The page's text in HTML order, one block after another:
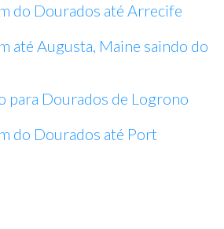
do Dourados até Arrecife
até Augusta, Maine saindo do
para Dourados de Logrono
do Dourados até Port